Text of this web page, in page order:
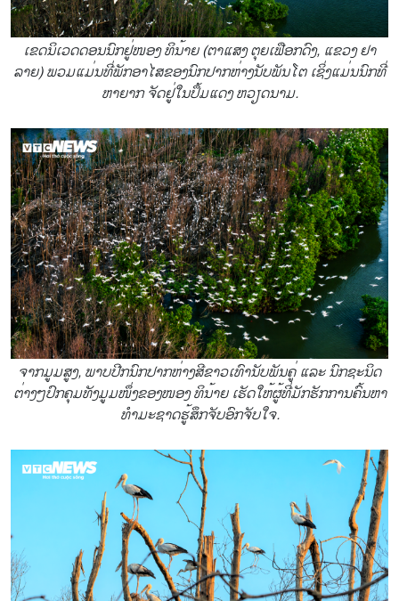
ເຂດນິເວດດອນນົກຢູ່ໜອງ ທິນ້າຍ (ຕາແສງ ຕຸຍເຟືອກດົງ, ແຂວງ ຢາ
ລາຍ) ພວມແມ່ນທີ່ພັກອາໄສຂອງນົກປາກຫ່າງນັບພັນໂຕ ເຊິ່ງແມ່ນນົກທີ່
ຫາຍາກ ຈັດຢູ່ໃນປຶ້ມແດງ ຫວຽດນາມ.
ຈາກມູມສູງ, ພາບປີກນົກປາກຫ່າງສີຂາວເທົານັບພັນຄູ່ ແລະ ນົກຊະນິດ
ຕ່າງໆປົກຄຸມທັງມູມໜຶ່ງຂອງໜອງ ທິນ້າຍ ເຮັດໃຫ້ຜູ້ທີ່ມັກຮັກການຄົ້ນຫາ
ທຳມະຊາດຮູ້ສຶກຈັບອົກຈັບໃຈ.